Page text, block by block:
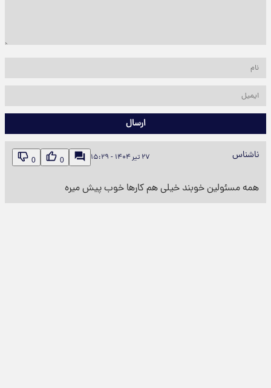
ارسال
ناشناس ۲۷ تیر ۱۴۰۴ - ۱۵:۲۹ 0
0
همه مسئولین خوبند خیلی هم کارها خوب پیش میره